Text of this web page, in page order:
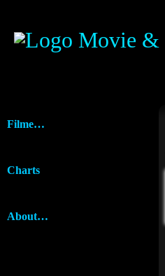
Filme…
Charts
About…